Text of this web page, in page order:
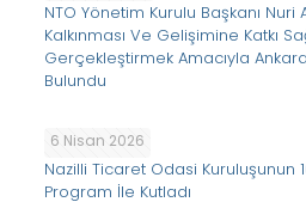
NTO Yönetim Kurulu Başkanı
Kalkınması Ve Gelişimine Katkı
Gerçekleştirmek Amacıyla
Bulundu
6 Nisan 2026
Nazilli Ticaret Odasi Kuruluşunun
Program İle Kutladı